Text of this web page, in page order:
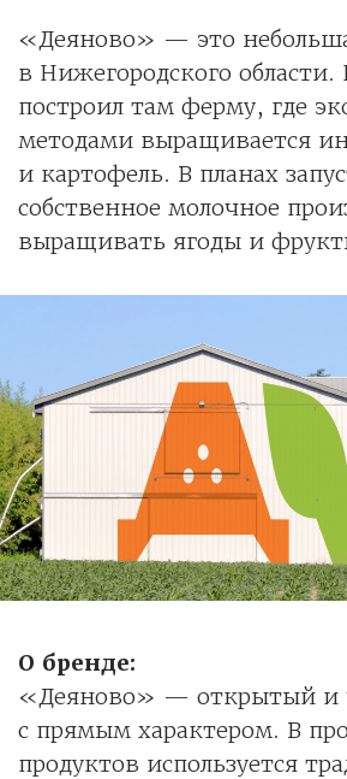
«Деяново» — это
в Нижегородского области.
построил там ферму, где
методами выращивается
и картофель. В планах
собственное молочное
выращивать ягоды и
О бренде:
«Деяново» — открытый и
с прямым характером. В
продуктов используется